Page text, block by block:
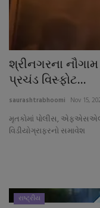
About Author
Dipotsav Special
આંતરરાષ્ટ્રીય
રાષ્ટ્રીય
જુનાગઢ
શ્રીનગરના
પ્રચંડ વિસ્ફોટ...
saurashtrabhoomi Nov 15,
મૃતકોમાં પોલીસ, એફએસએલ
વિડીયોગ્રાફરનો સમાવેશ
રાષ્ટ્રીય